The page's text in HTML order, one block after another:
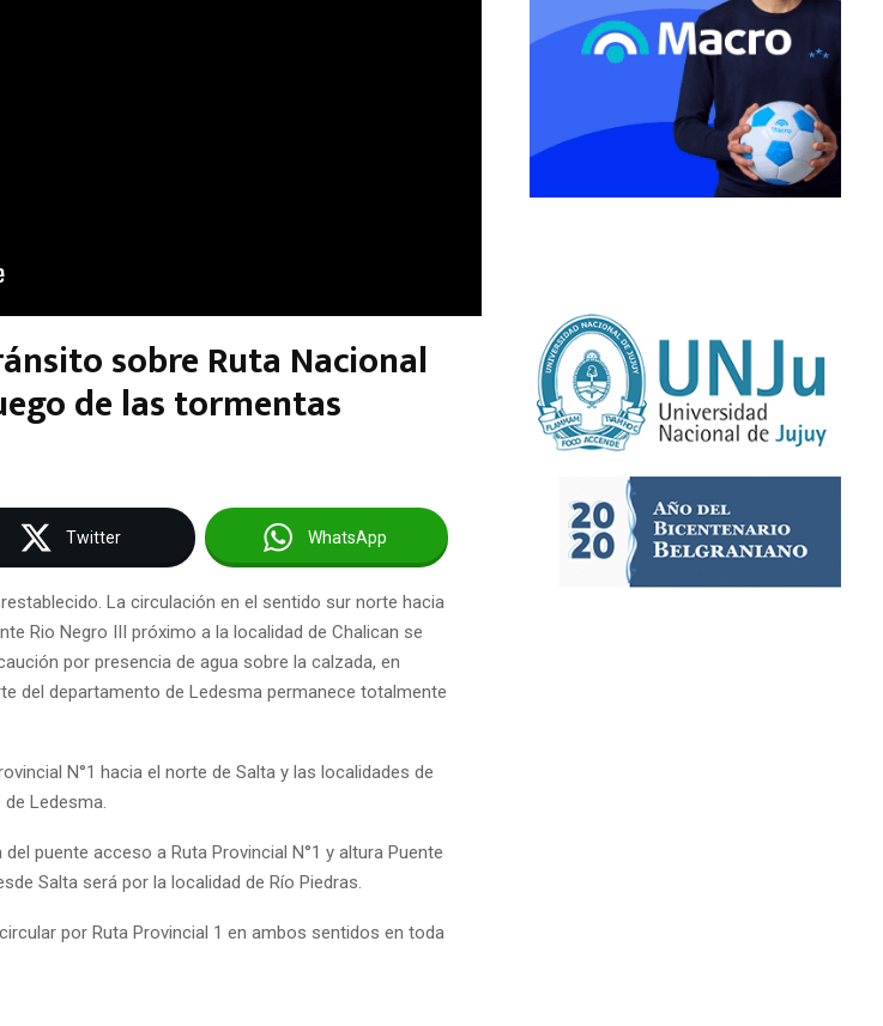
sobre Ruta Nacional
de las tormentas
Twitter WhatsApp
La circulación en el sentido sur norte hacia
Rio Negro III próximo a la localidad de Chalican se
por presencia de agua sobre la calzada, en
del departamento de Ledesma permanece totalmente
N°1 hacia el norte de Salta y las localidades de
Ledesma.
puente acceso a Ruta Provincial N°1 y altura Puente
Salta será por la localidad de Río Piedras.
por Ruta Provincial 1 en ambos sentidos en toda